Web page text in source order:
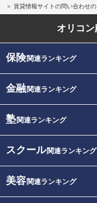
賃貸情報サイトの問い合わせ
オリコ
保険関連ランキング
金融関連ランキング
塾関連ランキング
スクール関連ランキング
美容関連ランキング